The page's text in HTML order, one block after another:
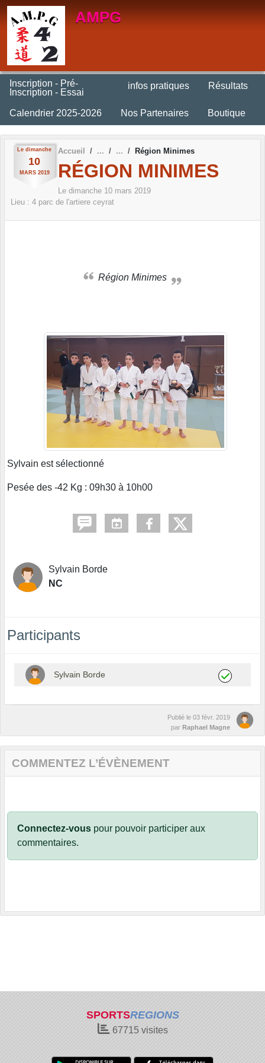
AMPG
Inscription - Pré-
Inscription - Essai
infos pratiques Résultats
Calendrier 2025-2026 Nos Partenaires Boutique
Le dimanche
10
MARS 2019
Accueil Région Minimes
RÉGION MINIMES
Le dimanche 10 mars 2019
Lieu : 4 parc de l'artiere ceyrat
Région Minimes
Sylvain est sélectionné
Pesée des -42 Kg : 09h30 à 10h00
Sylvain Borde
NC
Participants
Sylvain Borde
Publié le 03 févr. 2019
par Raphael Magne
COMMENTEZ L’ÉVÈNEMENT
Connectez-vous pour pouvoir participer aux
commentaires.
SPORTSREGIONS
67715visites
Panneau de gestion des cookies